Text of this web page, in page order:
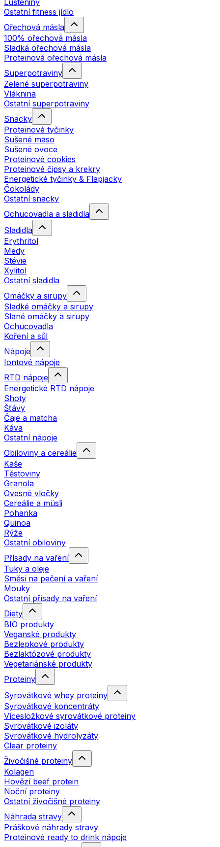
Luštěniny
Ostatní fitness jídlo
Ořechová másla
100% ořechová másla
Sladká ořechová másla
Proteinová ořechová másla
Superpotraviny
Zelené superpotraviny
Vláknina
Ostatní superpotraviny
Snacky
Proteinové tyčinky
Sušené maso
Sušené ovoce
Proteinové cookies
Proteinové čipsy a krekry
Energetické tyčinky & Flapjacky
Čokolády
Ostatní snacky
Ochucovadla a sladidla
Sladidla
Erythritol
Medy
Stévie
Xylitol
Ostatní sladidla
Omáčky a sirupy
Sladké omáčky a sirupy
Slané omáčky a sirupy
Ochucovadla
Koření a sůl
Nápoje
Iontové nápoje
RTD nápoje
Energetické RTD nápoje
Shoty
Šťávy
Čaje a matcha
Káva
Ostatní nápoje
Obiloviny a cereálie
Kaše
Těstoviny
Granola
Ovesné vločky
Cereálie a müsli
Pohanka
Quinoa
Rýže
Ostatní obiloviny
Přísady na vaření
Tuky a oleje
Směsi na pečení a vaření
Mouky
Ostatní přísady na vaření
Diety
BIO produkty
Veganské produkty
Bezlepkové produkty
Bezlaktózové produkty
Vegetariánské produkty
Proteiny
Syrovátkové whey proteiny
Syrovátkové koncentráty
Vícesložkové syrovátkové proteiny
Syrovátkové izoláty
Syrovátkové hydrolyzáty
Clear proteiny
Živočišné proteiny
Kolagen
Hovězí beef protein
Noční proteiny
Ostatní živočišné proteiny
Náhrada stravy
Práškové náhrady stravy
Proteinové ready to drink nápoje